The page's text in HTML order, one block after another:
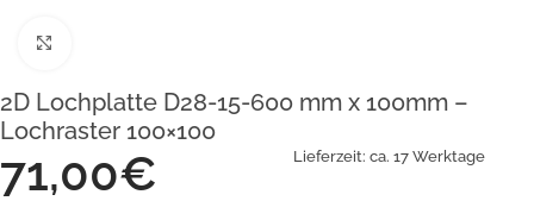
2D Lochplatte D28-15-600 mm x 100mm –
Lochraster 100×100
71,00€ Lieferzeit: ca. 17 Werktage